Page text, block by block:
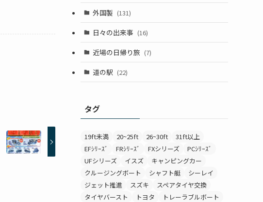
外国製 (131)
日々の出来事 (16)
近場の日帰り旅 (7)
道の駅 (22)
タグ
19ft未満 20~25ft 26~30ft
31ft以上
EFｼﾘｰｽﾞ
FRｼﾘｰｽﾞ FXシリーズ
PCｼﾘｰｽﾞ
UFシリーズ
イスズ
キャンピングカー
クルージングボート
シャフト艇
シーレイ
ジェット推進
スズキ
スペアタイヤ交換
タイヤバースト
トヨタ
トレーラブルボート